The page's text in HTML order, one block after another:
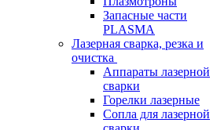
Запасные части
PLASMA
Лазерная сварка, резка и
очистка
Аппараты лазерной
сварки
Горелки лазерные
Сопла для лазерной